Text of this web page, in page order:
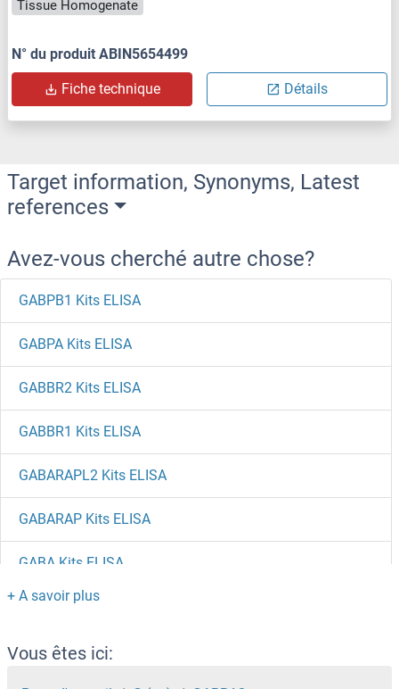
Tissue Homogenate
N° du produit ABIN5654499
Fiche technique Détails
Target information, Synonyms, Latest
references
Avez-vous cherché autre chose?
GABPB1 Kits ELISA
GABPA Kits ELISA
GABBR2 Kits ELISA
GABBR1 Kits ELISA
GABARAPL2 Kits ELISA
GABARAP Kits ELISA
GABA Kits ELISA
GAB2 Kits ELISA
GAA Kits ELISA
Vous êtes ici: